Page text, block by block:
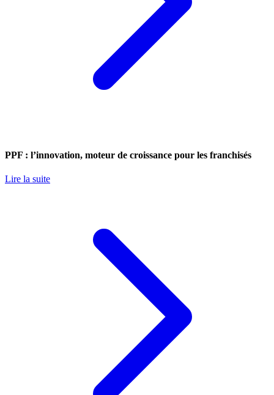
PPF : l’innovation, moteur de croissance pour les franchisés
Lire la suite